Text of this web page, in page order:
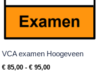
VCA examen Hoogeveen
€ 85,00 - € 95,00